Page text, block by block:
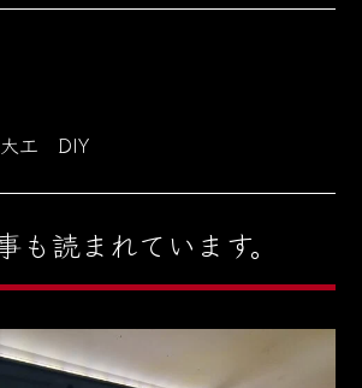
工 DIY
も読まれています。